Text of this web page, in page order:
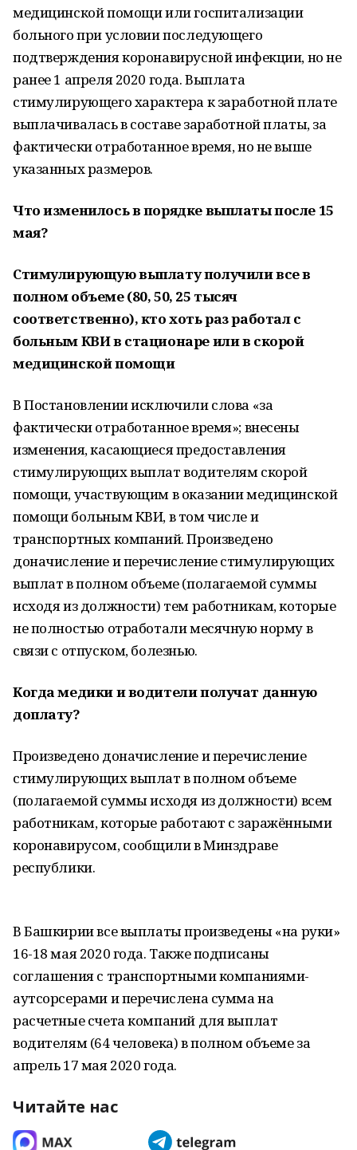
медицинской помощи или госпитализации
больного при условии последующего
подтверждения коронавирусной инфекции, но не
ранее 1 апреля 2020 года. Выплата
стимулирующего характера к заработной плате
выплачивалась в составе заработной платы, за
фактически отработанное время, но не выше
указанных размеров.
Что изменилось в порядке выплаты после 15
мая?
Стимулирующую выплату получили все в
полном объеме (80, 50, 25 тысяч
соответственно), кто хоть раз работал с
больным КВИ в стационаре или в скорой
медицинской помощи
В Постановлении исключили слова «за
фактически отработанное время»; внесены
изменения, касающиеся предоставления
стимулирующих выплат водителям скорой
помощи, участвующим в оказании медицинской
помощи больным КВИ, в том числе и
транспортных компаний. Произведено
доначисление и перечисление стимулирующих
выплат в полном объеме (полагаемой суммы
исходя из должности) тем работникам, которые
не полностью отработали месячную норму в
связи с отпуском, болезнью.
Когда медики и водители получат данную
доплату?
Произведено доначисление и перечисление
стимулирующих выплат в полном объеме
(полагаемой суммы исходя из должности) всем
работникам, которые работают с заражёнными
коронавирусом, сообщили в Минздраве
республики.
В Башкирии все выплаты произведены «на руки»
16-18 мая 2020 года. Также подписаны
соглашения с транспортными компаниями-
аутсорсерами и перечислена сумма на
расчетные счета компаний для выплат
водителям (64 человека) в полном объеме за
апрель 17 мая 2020 года.
Читайте нас